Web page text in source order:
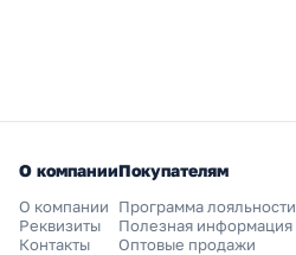
О компании
О компании
Реквизиты
Контакты
Покупателям
Программа лояльности
Полезная информация
Оптовые продажи